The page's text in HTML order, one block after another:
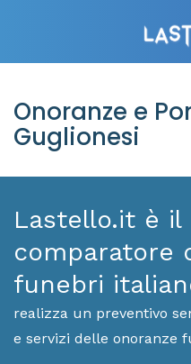
Onoranze e
Guglionesi
Lastello.it è il
comparatore
funebri
realizza un preventivo
e servizi delle onoranze